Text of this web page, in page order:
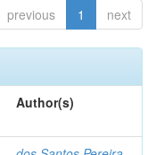
previous 1 next
Author(s)